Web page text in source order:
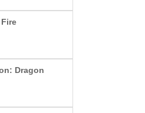
Dragon